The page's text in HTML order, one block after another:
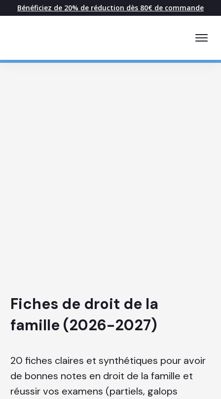
Bénéficiez de 20% de réduction dès 80€ de commande
Fiches de droit de la
famille (2026-2027)
20 fiches claires et synthétiques pour avoir
de bonnes notes en droit de la famille et
réussir vos examens (partiels, galops